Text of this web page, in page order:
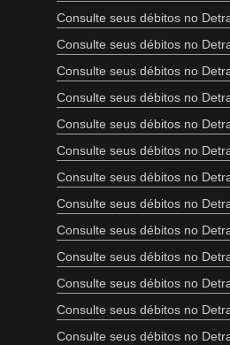
Consulte seus débitos no
Consulte seus débitos no
Consulte seus débitos no
Consulte seus débitos no
Consulte seus débitos no
Consulte seus débitos no
Consulte seus débitos no
Consulte seus débitos no
Consulte seus débitos no
Consulte seus débitos no
Consulte seus débitos no
Consulte seus débitos no
Consulte seus débitos no